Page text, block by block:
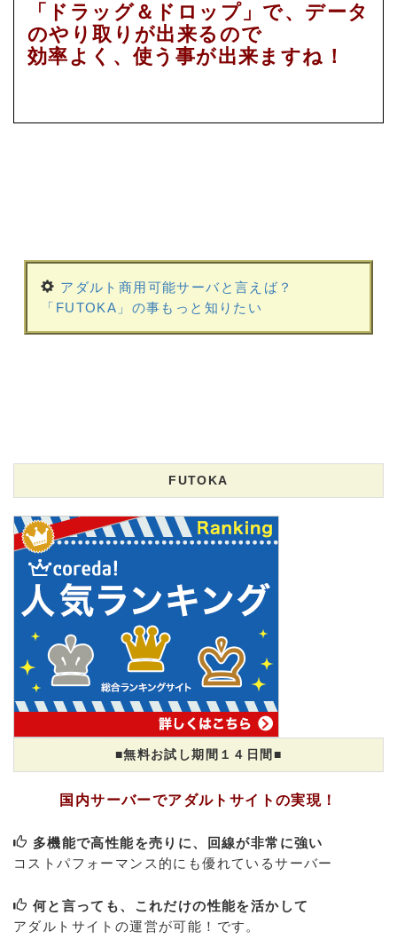
「ドラッグ＆ドロップ」で、データ
のやり取りが出来るので
効率よく、使う事が出来ますね！
アダルト商用可能サーバと言えば？
「FUTOKA」の事もっと知りたい
FUTOKA
■無料お試し期間１４日間■
国内サーバーでアダルトサイトの実現！
多機能で高性能を売りに、回線が非常に強い
コストパフォーマンス的にも優れているサーバー
何と言っても、これだけの性能を活かして
アダルトサイトの運営が可能！です。